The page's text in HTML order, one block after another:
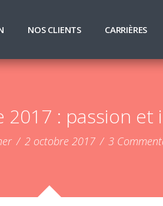
NOS CLIENTS CARRIÈRES
2017 : passion et
/ 2 octobre 2017 / 3